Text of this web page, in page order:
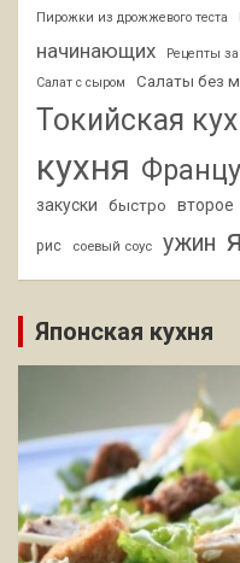
Пирожки из дрожжевого теста
начинающих
Рецепты
Салат с сыром Салаты без
Токийская
кухня
закуски
быстро второе
рис соевый соус ужин
Японская кухня